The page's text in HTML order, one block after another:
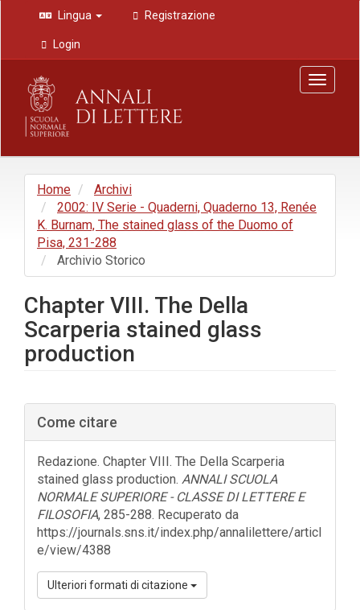
Navigazione
principale
Contenuto
principale
Barra
laterale
Lingua Registrazione
Login
Toggle
Home
Archivi
2002: IV Serie - Quaderni, Quaderno 13, Renée
K. Burnam, The stained glass of the Duomo of
Pisa, 231-288
Archivio Storico
Chapter VIII. The Della
Scarperia stained glass
production
Barra
laterale
dell'articolo
Come citare
Redazione. Chapter VIII. The Della Scarperia
stained glass production. ANNALI SCUOLA
NORMALE SUPERIORE - CLASSE DI LETTERE E
FILOSOFIA, 285-288. Recuperato da
https://journals.sns.it/index.php/annalilettere/articl
e/view/4388
Ulteriori formati di citazione